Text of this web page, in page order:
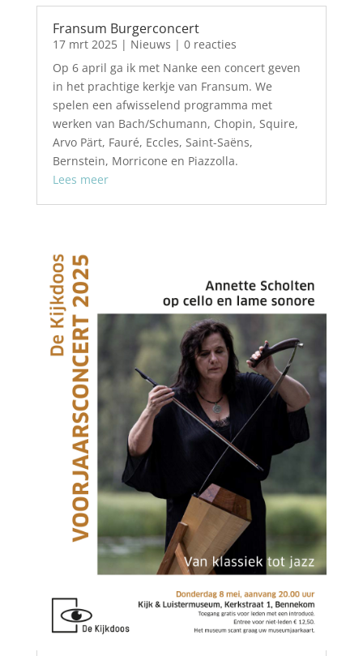
Fransum Burgerconcert
17 mrt 2025| Nieuws | 0 reacties
Op 6 april ga ik met Nanke een concert geven
in het prachtige kerkje van Fransum. We
spelen een afwisselend programma met
werken van Bach/Schumann, Chopin, Squire,
Arvo Pärt, Fauré, Eccles, Saint-Saëns,
Bernstein, Morricone en Piazzolla.
Lees meer